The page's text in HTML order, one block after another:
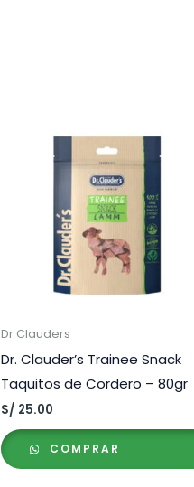
Dr Clauders
Dr. Clauder’s Trainee Snack
Taquitos de Cordero – 80gr
S/ 25.00
COMPRAR